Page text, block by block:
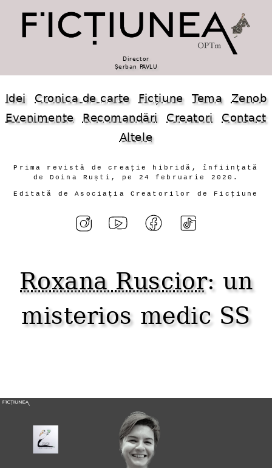
Director
Șerban PAVLU
Idei Cronica de carte Ficțiune Tema
Zenob
Evenimente
Recomandări Creatori
Contact
Altele
Prima revistă de creație hibridă, înființată
de Doina Ruști, pe 24 februarie 2020.
Editată de Asociația Creatorilor de Ficțiune
Roxana Ruscior: un
misterios medic SS